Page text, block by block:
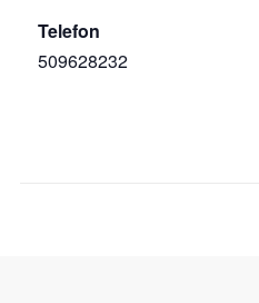
Telefon
509628232